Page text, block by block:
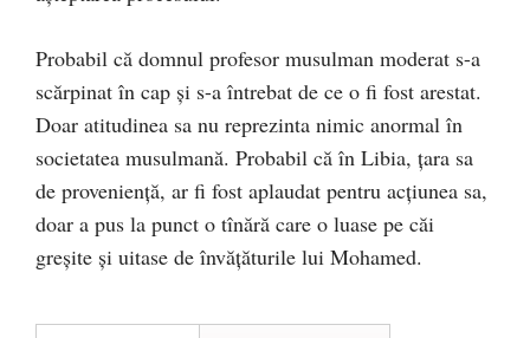
Probabil că domnul profesor musulman moderat s-a
scărpinat în cap și s-a întrebat de ce o fi fost arestat.
Doar atitudinea sa nu reprezinta nimic anormal în
societatea musulmană. Probabil că în Libia, țara sa
de proveniență, ar fi fost aplaudat pentru acțiunea sa,
doar a pus la punct o tînără care o luase pe căi
greșite și uitase de învățăturile lui Mohamed.